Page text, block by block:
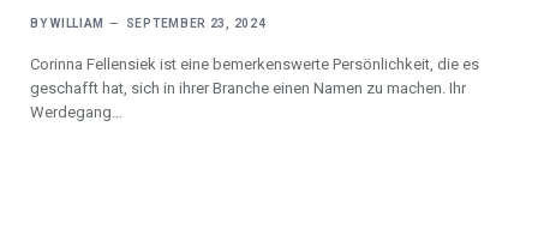
BY WILLIAM SEPTEMBER 23, 2024
Corinna Fellensiek ist eine bemerkenswerte Persönlichkeit, die es
geschafft hat, sich in ihrer Branche einen Namen zu machen. Ihr
Werdegang…